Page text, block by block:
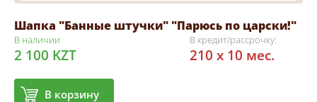
Шапка "Банные штучки" "Парюсь по царски!"
В наличии
2 100 KZT
В корзину
В кредит/рассрочку:
210 x 10 мес.